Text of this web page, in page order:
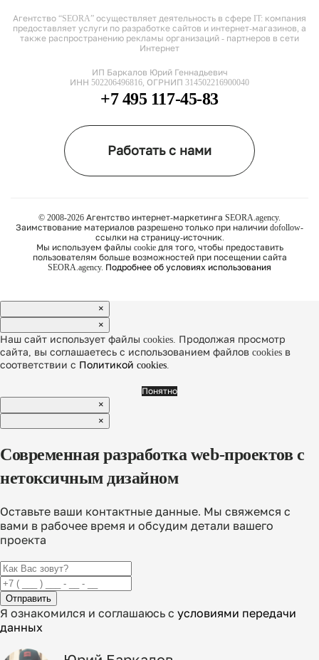
Агентство “SEORA” осуществляет деятельность в сфере IT: компания
предоставляет услуги по разработке сайтов и интернет-магазинов, а
также распространению рекламы организаций - партнеров в сети
Интернет
ИП Баркалов Юрий Геннадьевич
ИНН 502206496816, ОГРНИП 314502216900040
+7 495 117-45-83
Работать с нами
© 2008-2026 Агентство интернет-маркетинга SEORA.agency.
Заимствование материалов разрешено только при наличии dofollow-
ссылки на страницу-источник.
Мы используем файлы cookie для того, чтобы предоставить
пользователям больше возможностей при посещении сайта
SEORA.agency. Подробнее об условиях использования
×
×
Наш сайт использует файлы cookies. Продолжая просмотр
сайта, вы соглашаетесь с использованием файлов cookies в
соответствии с Политикой cookies.
Понятно
×
×
Современная разработка web-проектов с
нетоксичным дизайном
Оставьте ваши контактные данные. Мы свяжемся с
вами в рабочее время и обсудим детали вашего
проекта
Отправить
Я ознакомился и соглашаюсь с условиями передачи
данных